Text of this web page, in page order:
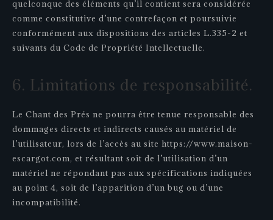
quelconque des éléments qu’il contient sera considérée
comme constitutive d’une contrefaçon et poursuivie
conformément aux dispositions des articles L.335-2 et
suivants du Code de Propriété Intellectuelle.
6. Limitations de responsabilité.
Le Chant des Prés ne pourra être tenue responsable des
dommages directs et indirects causés au matériel de
l’utilisateur, lors de l’accès au site https://www.maison-
escargot.com, et résultant soit de l’utilisation d’un
matériel ne répondant pas aux spécifications indiquées
au point 4, soit de l’apparition d’un bug ou d’une
incompatibilité.